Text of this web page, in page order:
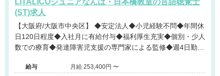
LITALICOジュニアなんば・日本橋教室の言語聴覚士
(ST)求人
【大阪府/大阪市中央区】 ◆安定法人◆小児経験不問◆年間休
日120日程度◆入社月に有給付与◆福利厚生充実◆個別・少人
数での療育◆発達障害児支援の専門家による監修◆週4日勤務
給与
月給 253,400円 〜